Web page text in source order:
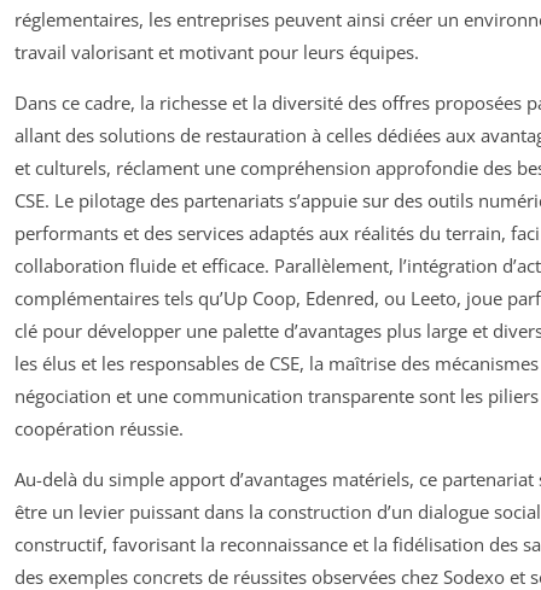
réglementaires, les entreprises peuvent ainsi créer un
travail valorisant et motivant pour leurs équipes.
Dans ce cadre, la richesse et la diversité des offres proposées
allant des solutions de restauration à celles dédiées aux
et culturels, réclament une compréhension approfondie des
CSE. Le pilotage des partenariats s’appuie sur des outils
performants et des services adaptés aux réalités du terrain,
collaboration fluide et efficace. Parallèlement, l’intégration
complémentaires tels qu’Up Coop, Edenred, ou Leeto, joue
clé pour développer une palette d’avantages plus large et
les élus et les responsables de CSE, la maîtrise des
négociation et une communication transparente sont les piliers
coopération réussie.
Au-delà du simple apport d’avantages matériels, ce partenariat
être un levier puissant dans la construction d’un dialogue social
constructif, favorisant la reconnaissance et la fidélisation des
des exemples concrets de réussites observées chez Sodexo et